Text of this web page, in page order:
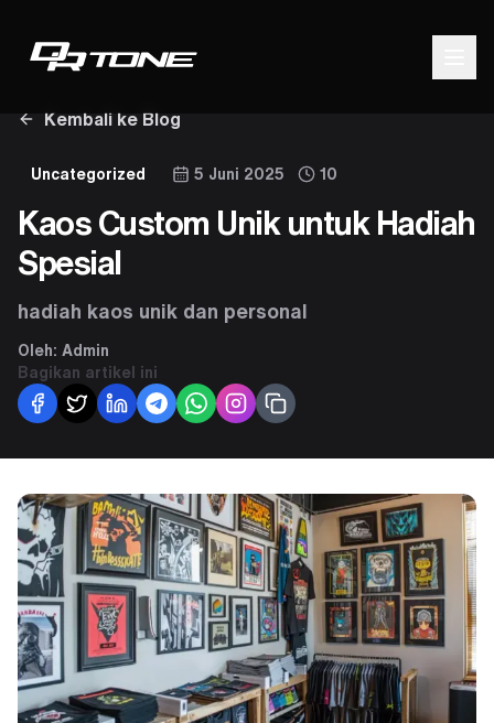
Kembali ke Blog
Uncategorized 5 Juni 2025 10
Kaos Custom Unik untuk Hadiah
Spesial
hadiah kaos unik dan personal
Oleh: Admin
Bagikan artikel ini